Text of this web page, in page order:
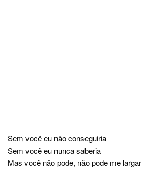
Sem você eu não conseguiria
Sem você eu nunca saberia
Mas você não pode, não pode me largar